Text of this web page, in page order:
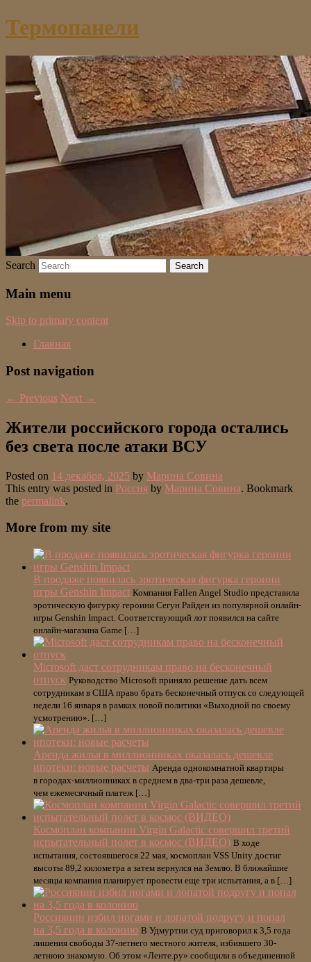
Термопанели
Search
Main menu
Skip to primary content
Главная
Post navigation
← Previous Next →
Жители российского города остались
без света после атаки ВСУ
Posted on 14 декабря, 2025 by Марина Совина
This entry was posted in Россия by Марина Совина. Bookmark
the permalink.
More from my site
В продаже появилась эротическая фигурка героини
игры Genshin Impact Компания Fallen Angel Studio представила
эротическую фигурку героини Сегун Райден из популярной онлайн-
игры Genshin Impact. Соответствующий лот появился на сайте
онлайн-магазина Game […]
Microsoft даст сотрудникам право на бесконечный
отпуск Руководство Microsoft приняло решение дать всем
сотрудникам в США право брать бесконечный отпуск со следующей
недели 16 января в рамках новой политики «Выходной по своему
усмотрению». […]
Аренда жилья в миллионниках оказалась дешевле
ипотеки: новые расчеты Аренда однокомнатной квартиры
в городах-миллионниках в среднем в два-три раза дешевле,
чем ежемесячный платеж […]
Космоплан компании Virgin Galactic совершил третий
испытательный полет в космос (ВИДЕО) В ходе
испытания, состоявшегося 22 мая, космоплан VSS Unity достиг
высоты 89,2 километра а затем вернулся на Землю. В ближайшие
месяцы компания планирует провести еще три испытания, а в […]
Россиянин избил ногами и лопатой подругу и попал
на 3,5 года в колонию В Удмуртии суд приговорил к 3,5 года
лишения свободы 37-летнего местного жителя, избившего 30-
летнюю знакомую. Об этом «Ленте.ру» сообщили в объединенной